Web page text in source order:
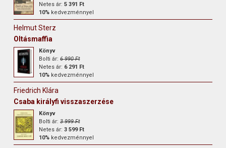
Netes ár:5 391 Ft
10% kedvezménnyel
Helmut Sterz
Oltásmaffia
Könyv
Bolti ár:6 990 Ft
Netes ár: 6 291 Ft
10% kedvezménnyel
Friedrich Klára
Csaba királyfi visszaszerzése
Könyv
Bolti ár:3 999 Ft
Netes ár:3 599 Ft
10% kedvezménnyel